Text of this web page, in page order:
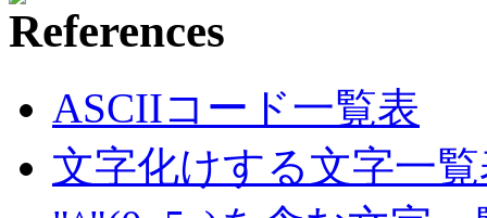
ASCIIコード一覧表
文字化けする文字一